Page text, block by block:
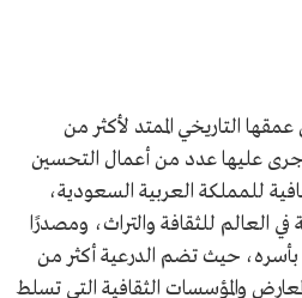
التاريخي الممتد لأكثر من
عليها عدد من أعمال التحسين
للمملكة العربية السعودية،
العالم للثقافة والتراث، ومصدرًا
بأسره، حيث تضم الدرعية أكثر من
والمؤسسات الثقافية التي تسلط